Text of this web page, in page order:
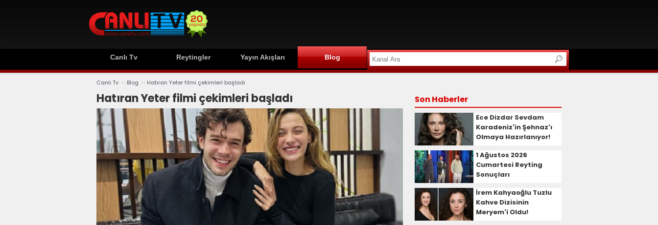
Canlı Tv Reytingler Yayın Akışları Blog
Canlı Tv ›› Blog ›› Hatıran Yeter filmi çekimleri başladı
Hatıran Yeter filmi çekimleri başladı Son Haberler
Ece Dizdar Sevdam
Karadeniz'in Şehnaz'ı
Olmaya Hazırlanıyor!
1 Ağustos 2026
Cumartesi Reyting
Sonuçları
İrem Kahyaoğlu Tuzlu
Kahve Dizisinin
Meryem'i Oldu!